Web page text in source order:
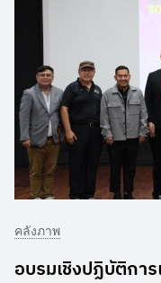
คลังภาพ
อบรมเชิงปฏิบัติกา